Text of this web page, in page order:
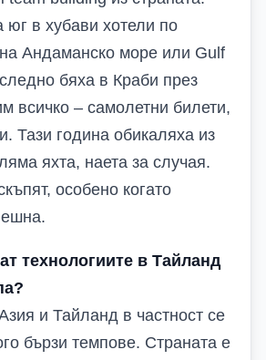
юг в хубави хотели по
Андаманско море или Gulf
бяха в Краби през
всичко – самолетни билети,
Тази година обикаляха из
яхта, наета за случая.
особено когато
технологиите в Тайланд
и Тайланд в частност се
бързи темпове. Страната е